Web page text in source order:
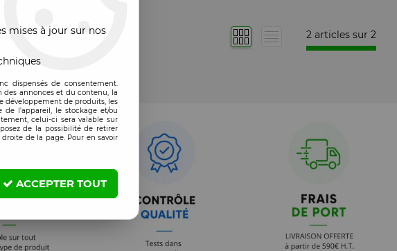
2 articles sur 2
mises à jour sur nos
dispensés de consentement.
des annonces et du contenu, la
développement de produits, les
de l'appareil, le stockage et/ou
celui-ci sera valable sur
de la possibilité de retirer
de la page. Pour en savoir
ACCEPTER TOUT